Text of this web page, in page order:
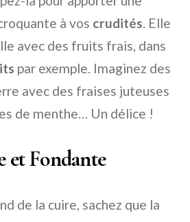
à vos crudités. Elle
avec des fruits frais, dans
par exemple. Imaginez des
avec des fraises juteuses
de menthe… Un délice !
et Fondante
de la cuire, sachez que la